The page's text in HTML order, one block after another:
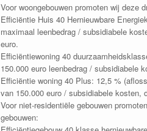
Voor woongebouwen promoten wij deze
Efficiëntie Huis 40 Hernieuwbare
maximaal leenbedrag / subsidiabele
euro.
Efficiëntiewoning 40
150.000 euro leenbedrag / subsidiabele
Efficiëntie woning 40 Plus: 12,5 %
van 150.000 euro / subsidiabele kosten,
Voor niet-residentiële gebouwen
gebouwen: